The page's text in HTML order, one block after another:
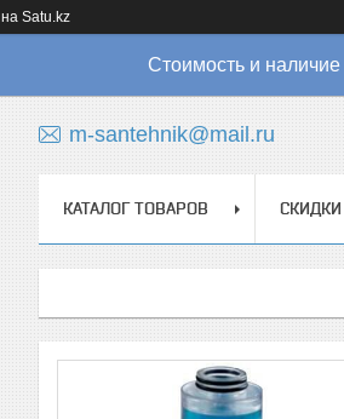
на Satu.kz
Стоимость и
m-santehnik@mail.ru
КАТАЛОГ ТОВАРОВ